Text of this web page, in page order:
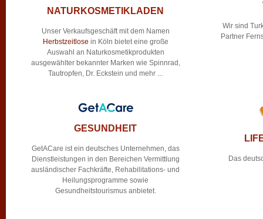
NATURKOSMETIKLADEN
Unser Verkaufsgeschäft mit dem Namen
Herbstzeitlose in Köln bietet eine große
Auswahl an Naturkosmetikprodukten
ausgewählter bekannter Marken wie Spinnrad,
Tautropfen, Dr. Eckstein und mehr ...
Wir sind
Partner
GESUNDHEIT
GetACare ist ein deutsches Unternehmen, das
Dienstleistungen in den Bereichen Vermittlung
ausländischer Fachkräfte, Rehabilitations- und
Heilungsprogramme sowie
Gesundheitstourismus anbietet.
Das